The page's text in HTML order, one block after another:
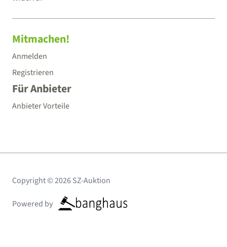
Mitmachen!
Anmelden
Registrieren
Für Anbieter
Anbieter Vorteile
Copyright © 2026 SZ-Auktion
Powered by